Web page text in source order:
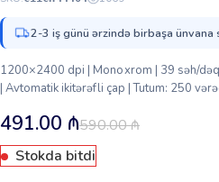
2-3 iş günü ərzində birbaşa ünvana
1200×2400 dpi | Monoxrom | 39 səh/
| Avtomatik ikitərəfli çap | Tutum: 250
590.00₼
491.00 ₼
Stokda bitdi